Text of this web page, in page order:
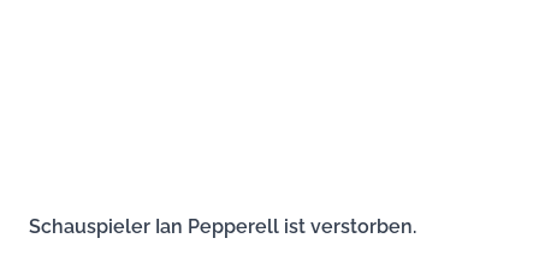
Schauspieler Ian Pepperell ist verstorben.